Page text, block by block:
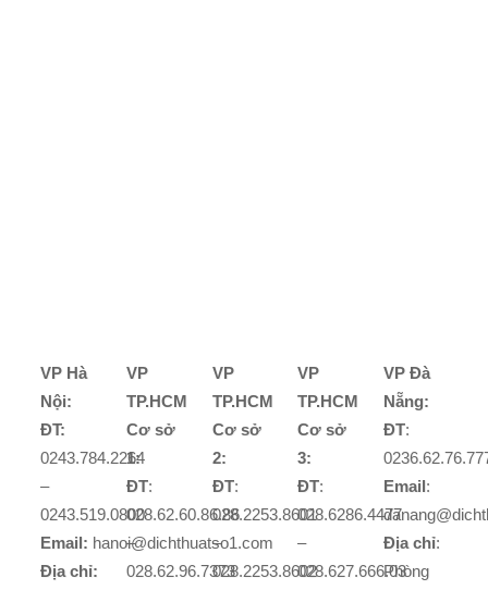
VP Hà
Nội:
ĐT:
0243.784.2264
–
0243.519.0800
Email: hanoi@dichthuatso1.com
Địa chỉ:
VP
TP.HCM
Cơ sở
1:
ĐT:
028.62.60.86.86
–
028.62.96.7373
VP
TP.HCM
Cơ sở
2:
ĐT:
028.2253.8601
–
028.2253.8602
VP
TP.HCM
Cơ sở
3:
ĐT:
028.6286.4477
–
028.627.666.03
VP Đà
Nẵng:
ĐT:
Email:
Địa chỉ:
Phòng